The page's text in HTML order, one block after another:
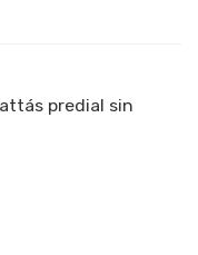
predial sin